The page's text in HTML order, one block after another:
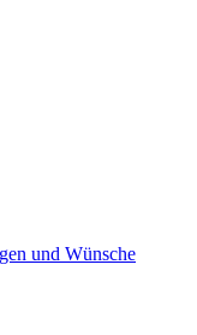
und Wünsche